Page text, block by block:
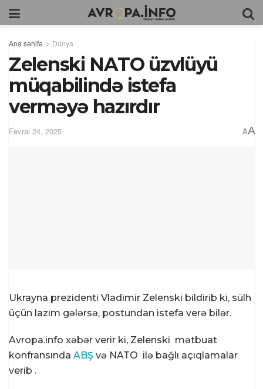
Ana səhifə Dünya
Zelenski NATO üzvlüyü
müqabilində istefa
verməyə hazırdır
Fevral 24, 2025 AA
Ukrayna prezidenti Vladimir Zelenski bildirib ki, sülh
üçün lazım gələrsə, postundan istefa verə bilər.
Avropa.info xəbər verir ki, Zelenski mətbuat
konfransında ABŞ və NATO ilə bağlı açıqlamalar
verib .